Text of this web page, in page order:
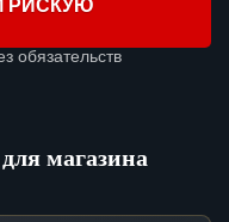
РИСКУЮ
обязательств
магазина